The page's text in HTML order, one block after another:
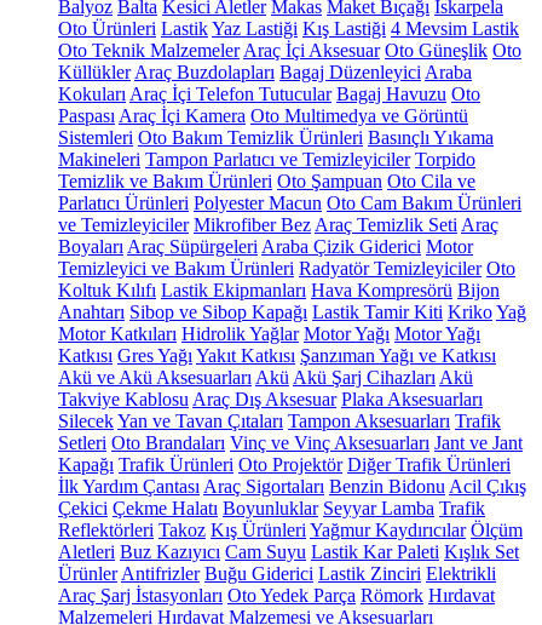
Balyoz Balta Kesici Aletler Makas Maket Bıçağı Iskarpela
Oto Ürünleri LastikYaz Lastiği Kış Lastiği 4 Mevsim Lastik
Oto Teknik Malzemeler Araç İçi Aksesuar Oto Güneşlik Oto
Küllükler Araç Buzdolapları Bagaj Düzenleyici Araba
Kokuları Araç İçi Telefon Tutucular Bagaj Havuzu Oto
Paspası Araç İçi Kamera Oto Multimedya ve Görüntü
Sistemleri Oto Bakım Temizlik Ürünleri Basınçlı Yıkama
Makineleri Tampon Parlatıcı ve Temizleyiciler Torpido
Temizlik ve Bakım Ürünleri Oto Şampuan Oto Cila ve
Parlatıcı Ürünleri Polyester Macun Oto Cam Bakım Ürünleri
ve Temizleyiciler Mikrofiber Bez Araç Temizlik Seti Araç
Boyaları Araç Süpürgeleri Araba Çizik Giderici Motor
Temizleyici ve Bakım Ürünleri Radyatör Temizleyiciler Oto
Koltuk Kılıfı Lastik Ekipmanları Hava Kompresörü Bijon
Anahtarı Sibop ve Sibop Kapağı Lastik Tamir Kiti KrikoYağ
Motor Katkıları Hidrolik Yağlar Motor Yağı Motor Yağı
Katkısı Gres Yağı Yakıt Katkısı Şanzıman Yağı ve Katkısı
Akü ve Akü Aksesuarları Akü Akü Şarj Cihazları Akü
Takviye Kablosu Araç Dış Aksesuar Plaka Aksesuarları
SilecekYan ve Tavan Çıtaları Tampon Aksesuarları Trafik
Setleri Oto Brandaları Vinç ve Vinç Aksesuarları Jant ve Jant
Kapağı Trafik Ürünleri Oto Projektör Diğer Trafik Ürünleri
İlk Yardım Çantası Araç Sigortaları Benzin Bidonu Acil Çıkış
Çekici Çekme Halatı Boyunluklar Seyyar Lamba Trafik
Reflektörleri Takoz Kış Ürünleri Yağmur Kaydırıcılar Ölçüm
Aletleri Buz Kazıyıcı Cam Suyu Lastik Kar Paleti Kışlık Set
Ürünler Antifrizler Buğu Giderici Lastik Zinciri Elektrikli
Araç Şarj İstasyonları Oto Yedek Parça Römork Hırdavat
Malzemeleri Hırdavat Malzemesi ve Aksesuarları